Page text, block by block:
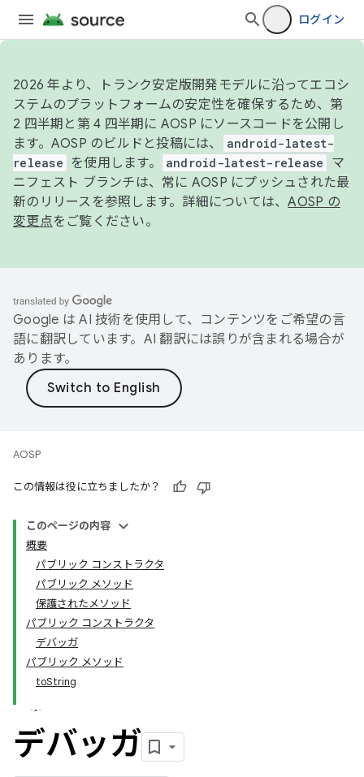
ログイン
2026 年より、トランク安定版開発モデルに沿ってエコシ
ステムのプラットフォームの安定性を確保するため、第
2 四半期と第 4 四半期に AOSP にソースコードを公開し
ます。AOSP のビルドと投稿には、
android-latest-
release
を使用します。 android-latest-release
マ
ニフェスト ブランチは、常に AOSP にプッシュされた最
新のリリースを参照します。詳細については、AOSP の
変更点をご覧ください。
Google は AI 技術を使用して、コンテンツをご希望の言
語に翻訳しています。AI 翻訳には誤りが含まれる場合が
あります。
AOSP
この情報は役に立ちましたか？
このページの内容
概要
パブリック コンストラクタ
パブリック メソッド
保護されたメソッド
パブリック コンストラクタ
デバッガ
パブリック メソッド
toString
デバッガ